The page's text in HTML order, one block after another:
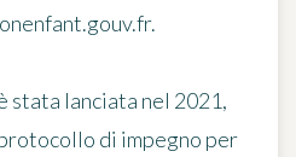
stata lanciata nel 2021,
di impegno per